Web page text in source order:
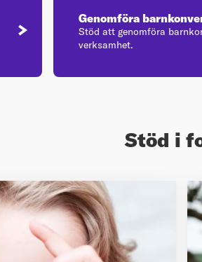
Genomföra
Stöd att genomföra
verksamhet.
Stöd i